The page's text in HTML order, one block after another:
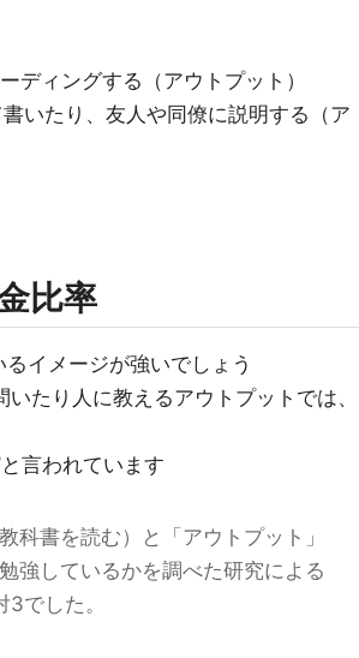
ディングする（アウトプット）
いたり、友人や同僚に説明する（ア
比率
イメージが強いでしょう
たり人に教えるアウトプットでは、
と言われています
科書を読む）と「アウトプット」
強しているかを調べた研究による
でした。